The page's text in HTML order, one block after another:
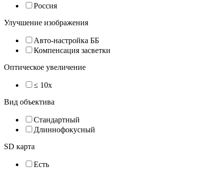
Россия
Улучшение изображения
Авто-настройка ББ
Компенсация засветки
Оптическое увеличение
≤ 10x
Вид объектива
Стандартный
Длиннофокусный
SD карта
Есть